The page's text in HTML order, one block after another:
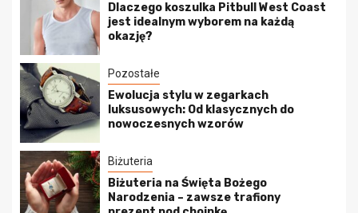
Dlaczego koszulka Pitbull West Coast
jest idealnym wyborem na każdą
okazję?
Pozostałe
Ewolucja stylu w zegarkach
luksusowych: Od klasycznych do
nowoczesnych wzorów
Biżuteria
Biżuteria na Święta Bożego
Narodzenia – zawsze trafiony